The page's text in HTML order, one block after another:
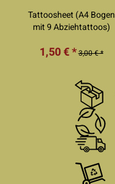
Tattoosheet (A4 Bogen
mit 9 Abziehtattoos)
1,50 € *3,00 € *